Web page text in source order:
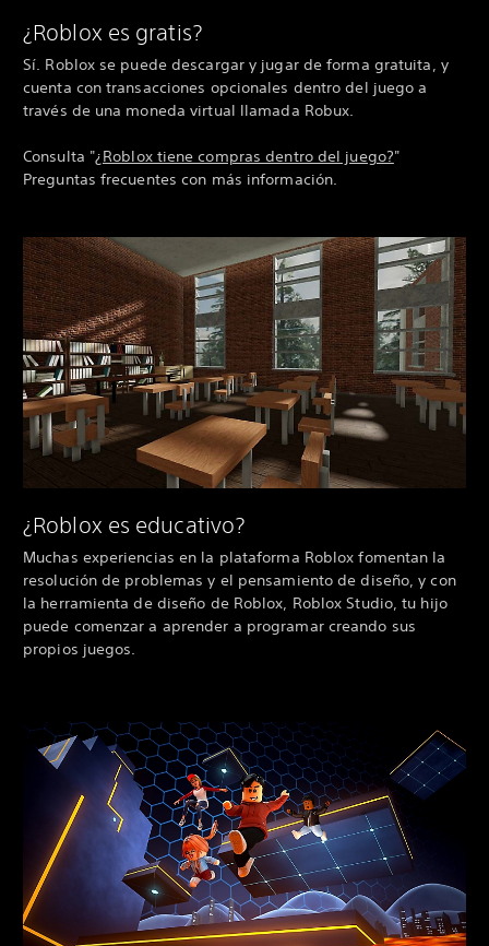
¿Roblox es gratis?
Sí. Roblox se puede descargar y jugar de forma gratuita, y
cuenta con transacciones opcionales dentro del juego a
través de una moneda virtual llamada Robux.
Consulta "¿Roblox tiene compras dentro del juego?"
Preguntas frecuentes con más información.
¿Roblox es educativo?
Muchas experiencias en la plataforma Roblox fomentan la
resolución de problemas y el pensamiento de diseño, y con
la herramienta de diseño de Roblox, Roblox Studio, tu hijo
puede comenzar a aprender a programar creando sus
propios juegos.